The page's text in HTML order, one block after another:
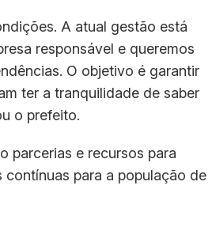
A atual gestão está
responsável e queremos
O objetivo é garantir
ter a tranquilidade de saber
o prefeito.
parcerias e recursos para
para a população de